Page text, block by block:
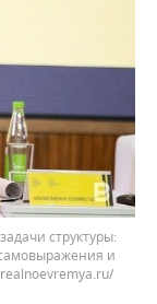
структуры:
и
realnoevremya.ru/